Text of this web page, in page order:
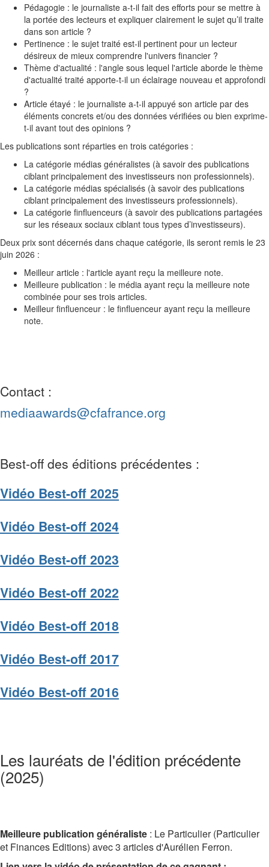
Pédagogie : le journaliste a-t-il fait des efforts pour se mettre à
la portée des lecteurs et expliquer clairement le sujet qu’il traite
dans son article ?
Pertinence : le sujet traité est-il pertinent pour un lecteur
désireux de mieux comprendre l'univers financier ?
Thème d'actualité : l'angle sous lequel l'article aborde le thème
d'actualité traité apporte-t-il un éclairage nouveau et approfondi
?
Article étayé : le journaliste a-t-il appuyé son article par des
éléments concrets et/ou des données vérifiées ou bien exprime-
t-il avant tout des opinions ?
Les publications sont réparties en trois catégories :
La catégorie médias généralistes (à savoir des publications
ciblant principalement des investisseurs non professionnels).
La catégorie médias spécialisés (à savoir des publications
ciblant principalement des investisseurs professionnels).
La catégorie finfluenceurs (à savoir des publications partagées
sur les réseaux sociaux ciblant tous types d’investisseurs).
Deux prix sont décernés dans chaque catégorie, ils seront remis le 23
juin 2026 :
Meilleur article : l'article ayant reçu la meilleure note.
Meilleure publication : le média ayant reçu la meilleure note
combinée pour ses trois articles.
Meilleur finfluenceur : le finfluenceur ayant reçu la meilleure
note.
Contact :
mediaawards@cfafrance.org
Best-off des éditions précédentes :
Vidéo Best-off 2025
Vidéo Best-off 2024​
Vidéo Best-off 2023
​Vidéo Best-off 2022
Vidéo Best-off 2018
Vidéo Best-off 2017
Vidéo Best-off 2016
Les lauréats de l'édition précédente
(2025)
Meilleure publication généraliste : Le Particulier (Particulier
et Finances Editions) avec 3 articles d'Aurélien Ferron.